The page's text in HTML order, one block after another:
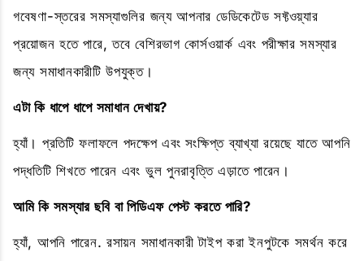
গবেষণা-স্তরের সমস্যাগুলির জন্য আপনার ডেডিকেটেড সফ্টওয়্যার
প্রয়োজন হতে পারে, তবে বেশিরভাগ কোর্সওয়ার্ক এবং পরীক্ষার সমস্যার
জন্য সমাধানকারীটি উপযুক্ত।
এটা কি ধাপে ধাপে সমাধান দেখায়?
হ্যাঁ। প্রতিটি ফলাফলে পদক্ষেপ এবং সংক্ষিপ্ত ব্যাখ্যা রয়েছে যাতে আপনি
পদ্ধতিটি শিখতে পারেন এবং ভুল পুনরাবৃত্তি এড়াতে পারেন।
আমি কি সমস্যার ছবি বা পিডিএফ পেস্ট করতে পারি?
হ্যাঁ, আপনি পারেন. রসায়ন সমাধানকারী টাইপ করা ইনপুটকে সমর্থন করে